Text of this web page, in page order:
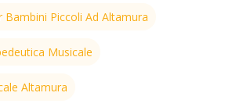
Bambini Piccoli Ad Altamura
Musicale
Altamura